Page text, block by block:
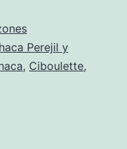
Perejil y
, Ciboulette,